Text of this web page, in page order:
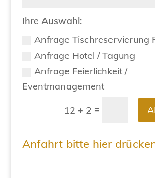
Ihre Auswahl:
Anfrage Tischreservierung
Anfrage Hotel / Tagung
Anfrage Feierlichkeit /
Eventmanagement
12 + 2 =
Anfahrt bitte hier